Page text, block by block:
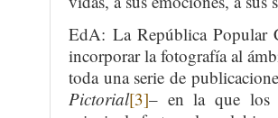
EdA: La República Popular
incorporar la fotografía al
toda una serie de
Pictorial[3]– en la que los